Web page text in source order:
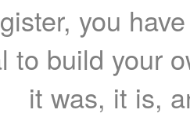
you
to build your
it was, it is,